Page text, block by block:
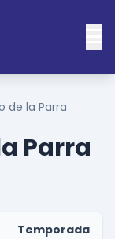
de la Parra
Parra
Temporada